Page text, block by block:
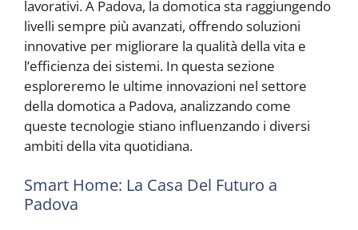
lavorativi. A Padova, la domotica sta raggiungendo
livelli sempre più avanzati, offrendo soluzioni
innovative per migliorare la qualità della vita e
l’efficienza dei sistemi. In questa sezione
esploreremo le ultime innovazioni nel settore
della domotica a Padova, analizzando come
queste tecnologie stiano influenzando i diversi
ambiti della vita quotidiana.
Smart Home: La Casa Del Futuro a
Padova